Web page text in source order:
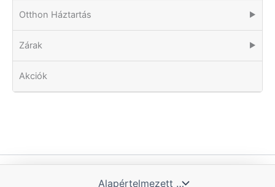
Otthon Háztartás ▶
Zárak ▶
Akciók
Copyright © 2026 Tomka Kft. | Powered by Blue Hill IT Solutions